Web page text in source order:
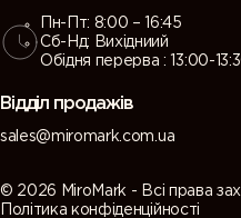
Пн-Пт: 8:00 – 16:45
Сб-Нд: Вихідниий
Обідня перерва : 13:00-
Відділ продажів
sales@miromark.com.ua
© 2026 MiroMark - Всі права
Політика конфіденційності